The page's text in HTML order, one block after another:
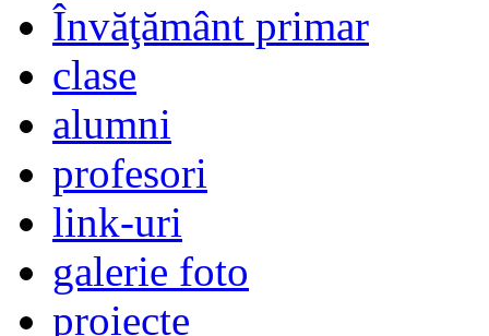
Învăţământ primar
clase
alumni
profesori
link-uri
galerie foto
proiecte